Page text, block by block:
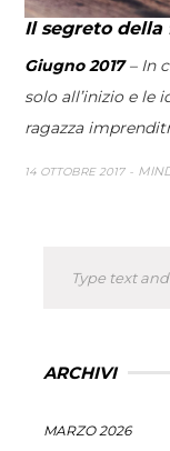
Il segreto della
Giugno 2017– In
solo all’inizio e le
ragazza
14 OTTOBRE 2017
ARCHIVI
MARZO 2026